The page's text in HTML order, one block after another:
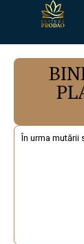
În urma mutării